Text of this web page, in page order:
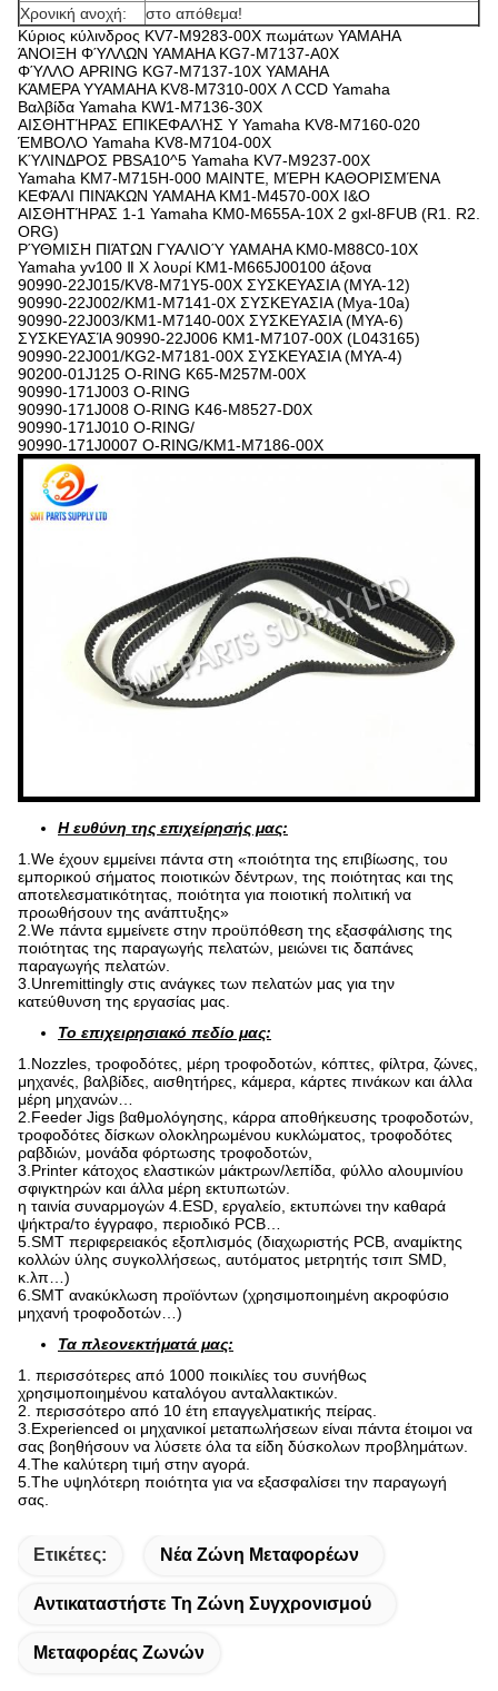
Χρονική ανοχή:
στο απόθεμα!
Κύριος κύλινδρος KV7-M9283-00X πωμάτων YAMAHA
ΆΝΟΙΞΗ ΦΎΛΛΩΝ YAMAHA KG7-M7137-A0X
ΦΎΛΛΟ APRING KG7-M7137-10X YAMAHA
ΚΆΜΕΡΑ YYAMAHA KV8-M7310-00X Λ CCD Yamaha
Βαλβίδα Yamaha KW1-M7136-30X
ΑΙΣΘΗΤΉΡΑΣ ΕΠΙΚΕΦΑΛΉΣ Y Yamaha KV8-M7160-020
ΈΜΒΟΛΟ Yamaha KV8-M7104-00X
ΚΎΛΙΝΔΡΟΣ PBSA10^5 Yamaha KV7-M9237-00X
Yamaha KM7-M715H-000 MAINTE, ΜΈΡΗ ΚΑΘΟΡΙΣΜΈΝΑ
ΚΕΦΆΛΙ ΠΙΝΆΚΩΝ YAMAHA KM1-M4570-00X I&O
ΑΙΣΘΗΤΉΡΑΣ 1-1 Yamaha KM0-M655A-10X 2 gxl-8FUB (R1. R2.
ORG)
ΡΎΘΜΙΣΗ ΠΙΆΤΩΝ ΓΥΑΛΙΟΎ YAMAHA KM0-M88C0-10X
Yamaha yv100 Ⅱ Χ λουρί KM1-M665J00100 άξονα
90990-22J015/KV8-M71Y5-00X ΣΥΣΚΕΥΑΣΙΑ (MYA-12)
90990-22J002/KM1-M7141-0X ΣΥΣΚΕΥΑΣΙΑ (Mya-10a)
90990-22J003/KM1-M7140-00X ΣΥΣΚΕΥΑΣΙΑ (MYA-6)
ΣΥΣΚΕΥΑΣΊΑ 90990-22J006 KM1-M7107-00X (L043165)
90990-22J001/KG2-M7181-00X ΣΥΣΚΕΥΑΣΙΑ (MYA-4)
90200-01J125 O-RING K65-M257M-00X
90990-171J003 O-RING
90990-171J008 O-RING K46-M8527-D0X
90990-171J010 O-RING/
90990-171J0007 O-RING/KM1-M7186-00X
Η ευθύνη της επιχείρησής μας:
1.We έχουν εμμείνει πάντα στη «ποιότητα της επιβίωσης, του
εμπορικού σήματος ποιοτικών δέντρων, της ποιότητας και της
αποτελεσματικότητας, ποιότητα για ποιοτική πολιτική να
προωθήσουν της ανάπτυξης»
2.We πάντα εμμείνετε στην προϋπόθεση της εξασφάλισης της
ποιότητας της παραγωγής πελατών, μειώνει τις δαπάνες
παραγωγής πελατών.
3.Unremittingly στις ανάγκες των πελατών μας για την
κατεύθυνση της εργασίας μας.
Το επιχειρησιακό πεδίο μας:
1.Nozzles, τροφοδότες, μέρη τροφοδοτών, κόπτες, φίλτρα, ζώνες,
μηχανές, βαλβίδες, αισθητήρες, κάμερα, κάρτες πινάκων και άλλα
μέρη μηχανών…
2.Feeder Jigs βαθμολόγησης, κάρρα αποθήκευσης τροφοδοτών,
τροφοδότες δίσκων ολοκληρωμένου κυκλώματος, τροφοδότες
ραβδιών, μονάδα φόρτωσης τροφοδοτών,
3.Printer κάτοχος ελαστικών μάκτρων/λεπίδα, φύλλο αλουμινίου
σφιγκτηρών και άλλα μέρη εκτυπωτών.
η ταινία συναρμογών 4.ESD, εργαλείο, εκτυπώνει την καθαρά
ψήκτρα/το έγγραφο, περιοδικό PCB…
5.SMT περιφερειακός εξοπλισμός (διαχωριστής PCB, αναμίκτης
κολλών ύλης συγκολλήσεως, αυτόματος μετρητής τσιπ SMD,
κ.λπ…)
6.SMT ανακύκλωση προϊόντων (χρησιμοποιημένη ακροφύσιο
μηχανή τροφοδοτών…)
Τα πλεονεκτήματά μας:
1. περισσότερες από 1000 ποικιλίες του συνήθως
χρησιμοποιημένου καταλόγου ανταλλακτικών.
2. περισσότερο από 10 έτη επαγγελματικής πείρας.
3.Experienced οι μηχανικοί μεταπωλήσεων είναι πάντα έτοιμοι να
σας βοηθήσουν να λύσετε όλα τα είδη δύσκολων προβλημάτων.
4.The καλύτερη τιμή στην αγορά.
5.The υψηλότερη ποιότητα για να εξασφαλίσει την παραγωγή
σας.
Ετικέτες: Νέα Ζώνη Μεταφορέων
Αντικαταστήστε Τη Ζώνη Συγχρονισμού
Μεταφορέας Ζωνών